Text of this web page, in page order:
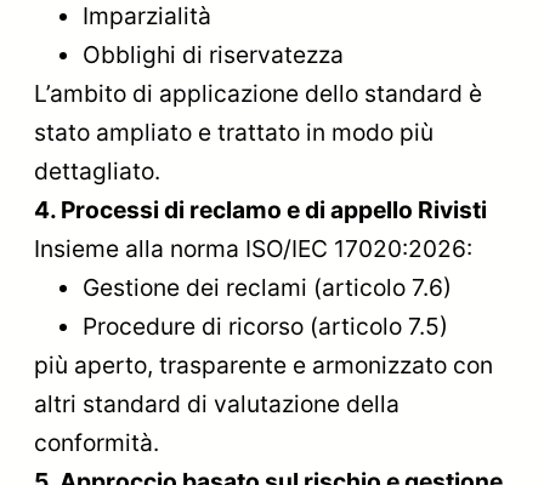
Imparzialità
Obblighi di riservatezza
L’ambito di applicazione dello standard è
stato ampliato e trattato in modo più
dettagliato.
4. Processi di reclamo e di appello Rivisti
Insieme alla norma ISO/IEC 17020:2026:
Gestione dei reclami (articolo 7.6)
Procedure di ricorso (articolo 7.5)
più aperto, trasparente e armonizzato con
altri standard di valutazione della
conformità.